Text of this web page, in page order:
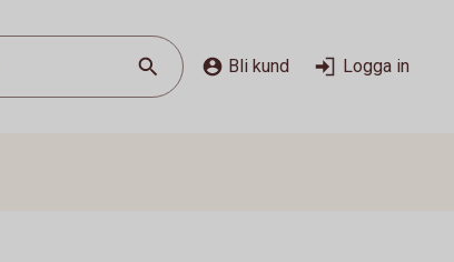
Bli kund Logga in